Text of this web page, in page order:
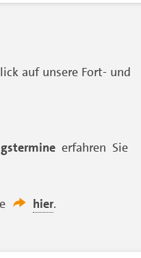
auf unsere Fort- und
erfahren Sie
hier.